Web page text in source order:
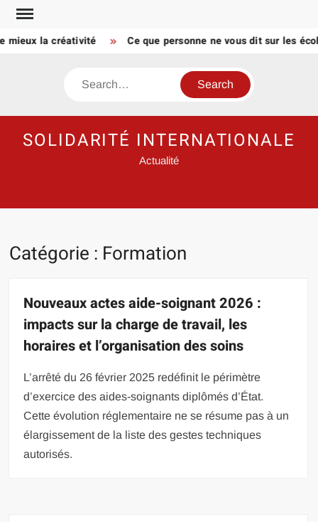
Skip
contentla créativité Ce que personne ne vous dit sur les écoles
Search
SOLIDARITÉ INTERNATIONALE
Actualité
Catégorie : Formation
Nouveaux actes aide-soignant 2026 :
impacts sur la charge de travail, les
horaires et l’organisation des soins
L’arrêté du 26 février 2025 redéfinit le périmètre
d’exercice des aides-soignants diplômés d’État.
Cette évolution réglementaire ne se résume pas à un
élargissement de la liste des gestes techniques
autorisés.